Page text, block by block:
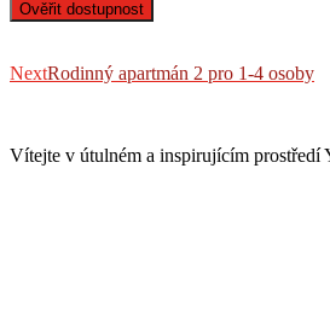
pro
post:
NextRodinný apartmán 2 pro 1-4 osoby
Vítejte v útulném a inspirujícím prostředí